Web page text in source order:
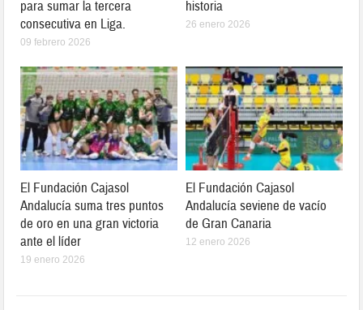
para sumar la tercera
consecutiva en Liga.
09 febrero 2026
historia
26 enero 2026
El Fundación Cajasol
Andalucía suma tres puntos
de oro en una gran victoria
ante el líder
19 enero 2026
El Fundación Cajasol
Andalucía seviene de vacío
de Gran Canaria
12 enero 2026